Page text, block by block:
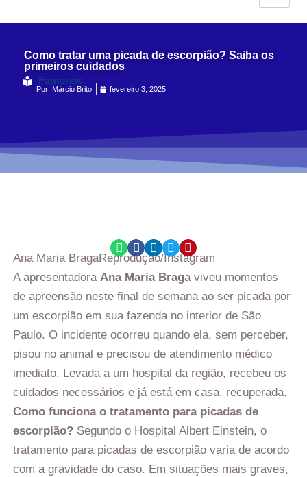
Como tratar uma picada de escorpião? Saiba os
primeiros cuidados
Famosos
Por: Márcio Brito fevereiro 3, 2025
Ana Maria BragaReprodução/Instagram
A apresentadora Ana Maria Braga viveu momentos
de apreensão neste final de semana ao ser picada por
um escorpião em sua fazenda no interior de São
Paulo. O incidente ocorreu quando ela, sem perceber,
pisou no animal e precisou de atendimento médico
imediato. Levada a um hospital da região, recebeu os
cuidados necessários e já está em casa, recuperada.
Como funciona o tratamento para picadas de
escorpião? Segundo o Hospital Albert Einstein, o
tratamento para picadas de escorpião varia de acordo
com a gravidade do caso. Em situações mais graves,